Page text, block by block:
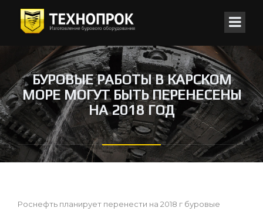
БУРОВЫЕ РАБОТЫ В КАРСКОМ
МОРЕ МОГУТ БЫТЬ ПЕРЕНЕСЕНЫ
НА 2018 ГОД
Роснефть планирует перенести на 2018 г буровые